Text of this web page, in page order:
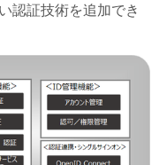
認証技術を追加でき